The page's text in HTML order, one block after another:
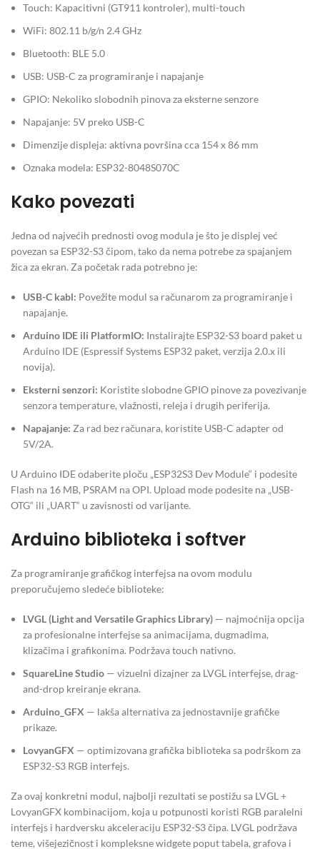
Touch: Kapacitivni (GT911 kontroler), multi-touch
WiFi: 802.11 b/g/n 2.4 GHz
Bluetooth: BLE 5.0
USB: USB-C za programiranje i napajanje
GPIO: Nekoliko slobodnih pinova za eksterne senzore
Napajanje: 5V preko USB-C
Dimenzije displeja: aktivna površina cca 154 x 86 mm
Oznaka modela: ESP32-8048S070C
Kako povezati
Jedna od najvećih prednosti ovog modula je što je displej već
povezan sa ESP32-S3 čipom, tako da nema potrebe za spajanjem
žica za ekran. Za početak rada potrebno je:
USB-C kabl: Povežite modul sa računarom za programiranje i
napajanje.
Arduino IDE ili PlatformIO: Instalirajte ESP32-S3 board paket u
Arduino IDE (Espressif Systems ESP32 paket, verzija 2.0.x ili
novija).
Eksterni senzori: Koristite slobodne GPIO pinove za povezivanje
senzora temperature, vlažnosti, releja i drugih periferija.
Napajanje: Za rad bez računara, koristite USB-C adapter od
5V/2A.
U Arduino IDE odaberite ploču „ESP32S3 Dev Module“ i podesite
Flash na 16 MB, PSRAM na OPI. Upload mode podesite na „USB-
OTG“ ili „UART“ u zavisnosti od varijante.
Arduino biblioteka i softver
Za programiranje grafičkog interfejsa na ovom modulu
preporučujemo sledeće biblioteke:
LVGL (Light and Versatile Graphics Library) — najmoćnija opcija
za profesionalne interfejse sa animacijama, dugmadima,
klizačima i grafikonima. Podržava touch nativno.
SquareLine Studio — vizuelni dizajner za LVGL interfejse, drag-
and-drop kreiranje ekrana.
Arduino_GFX — lakša alternativa za jednostavnije grafičke
prikaze.
LovyanGFX — optimizovana grafička biblioteka sa podrškom za
ESP32-S3 RGB interfejs.
Za ovaj konkretni modul, najbolji rezultati se postižu sa LVGL +
LovyanGFX kombinacijom, koja u potpunosti koristi RGB paralelni
interfejs i hardversku akceleraciju ESP32-S3 čipa. LVGL podržava
teme, višejezičnost i kompleksne widgete poput tabela, grafova i